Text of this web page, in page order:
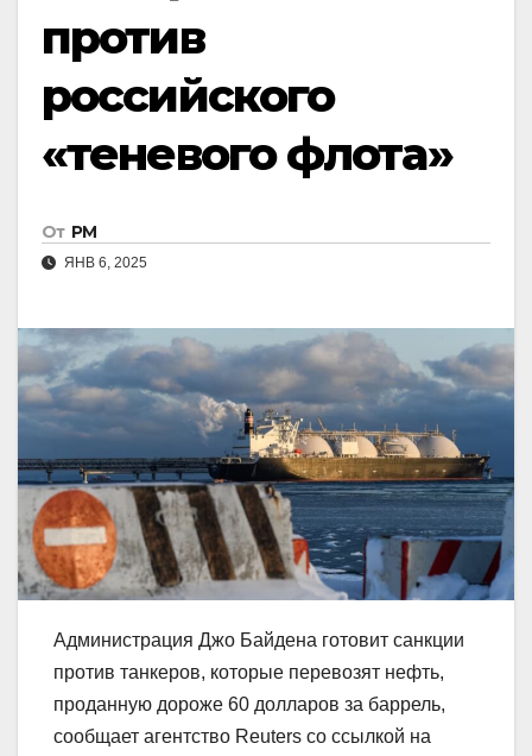
против
российского
«теневого флота»
От РМ
ЯНВ 6, 2025
Администрация Джо Байдена готовит санкции
против танкеров, которые перевозят нефть,
проданную дороже 60 долларов за баррель,
сообщает агентство Reuters со ссылкой на